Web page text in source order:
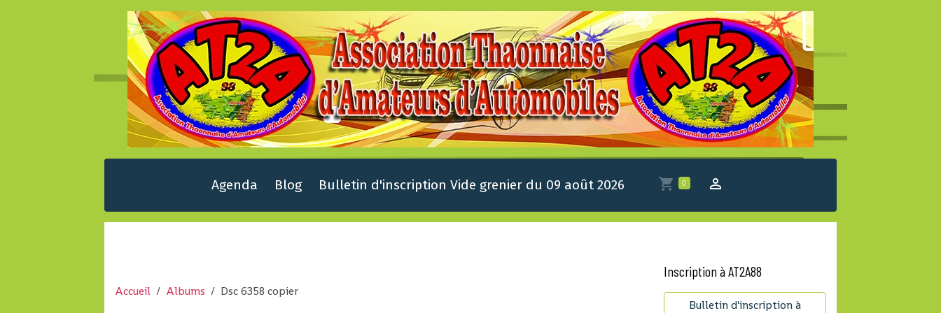
Agenda Blog Bulletin d'inscription Vide grenier du 09 août 2026 0
Accueil Albums Dsc 6358 copier
Inscription à AT2A88
Bulletin d'inscription à